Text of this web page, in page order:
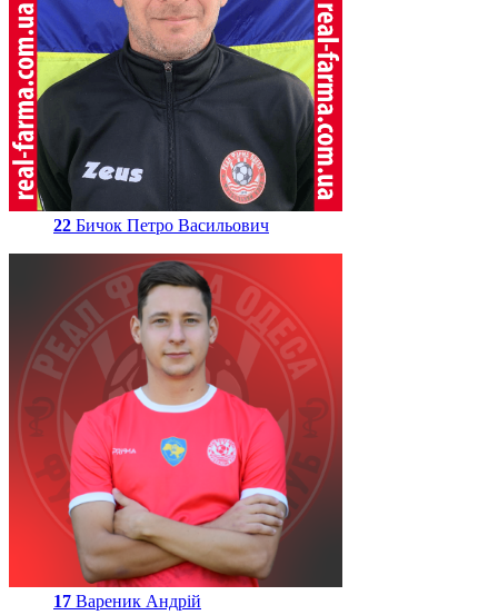
22 Бичок Петро Васильович
17 Вареник Андрій